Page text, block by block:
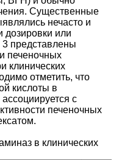
Существенные
нечасто и
или
представлены
печеночных
клинических
отметить, что
кислоты в
с
печеночных
в клинических